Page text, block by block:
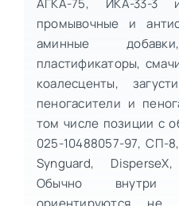
АГКА-75, ИКА-33-3
промывочные и
аминные
пластификаторы,
коалесценты,
пеногасители и
том числе позиции с
025-10488057-97, СП-
Synguard,
Обычно внутри